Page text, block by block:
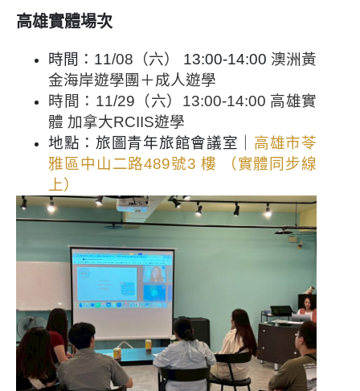
高雄實體場次
時間：11/08（六） 13:00-14:00 澳洲黃
金海岸遊學團＋成人遊學
時間： 11/29（六）13:00-14:00 高雄實
體 加拿大RCIIS遊學
地點：旅圖青年旅館會議室｜ 高雄市苓
雅區中山二路489號3 樓 （實體同步線
上）